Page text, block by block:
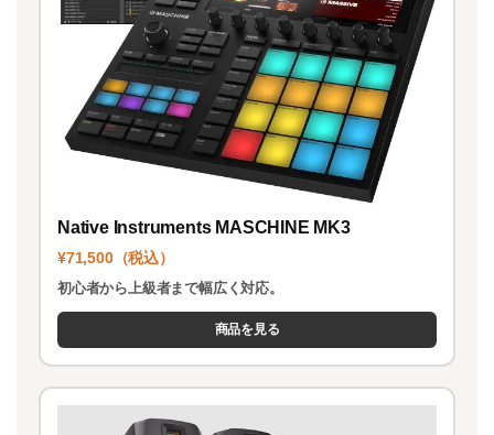
Native Instruments MASCHINE MK3
¥71,500（税込）
初心者から上級者まで幅広く対応。
商品を見る